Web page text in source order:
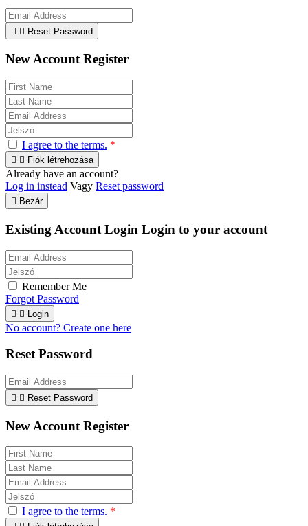
  Reset Password
New Account Register
I agree to the terms. *
  Fiók létrehozása
Already have an account?
Log in instead Vagy Reset password
 Bezár
Existing Account Login Login to your account
Remember Me
Forgot Password
  Login
No account? Create one here
Reset Password
  Reset Password
New Account Register
I agree to the terms. *